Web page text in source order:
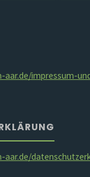
aar.de/impressum-